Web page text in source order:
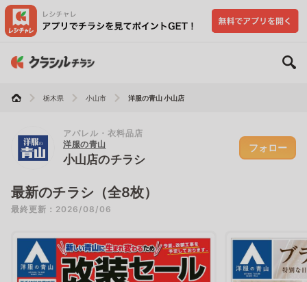
栃木県 小山市 洋服の青山 小山店
アパレル・衣料品店
洋服の青山
小山店のチラシ
フォロー
最新のチラシ（全8枚）
最終更新：2026/08/06